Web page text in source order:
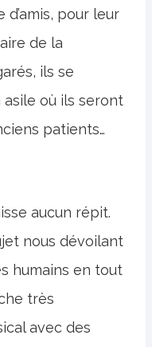
d’amis, pour leur
de la
ils se
où ils seront
patients…
aucun répit.
nous dévoilant
humains en tout
très
avec des